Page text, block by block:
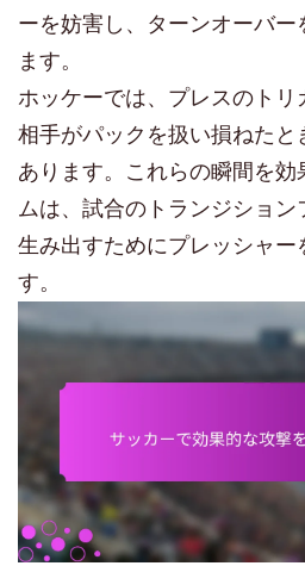
ーを妨害し、ターンオーバー
ます。
ホッケーでは、プレスのト
相手がパックを扱い損ねた
あります。これらの瞬間を
ムは、試合のトランジショ
生み出すためにプレッシャー
す。